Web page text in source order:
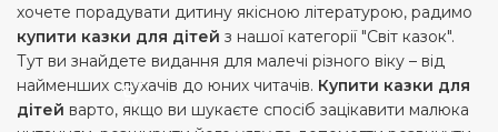
хочете порадувати дитину якісною літературою, радимо
купити казки для дітей з нашої категорії "Світ казок".
Тут ви знайдете видання для малечі різного віку – від
найменших слухачів до юних читачів. Купити казки для
дітей варто, якщо ви шукаєте спосіб зацікавити малюка